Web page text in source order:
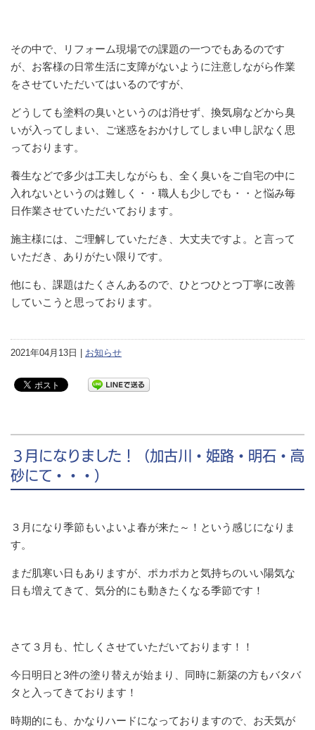
その中で、リフォーム現場での課題の一つでもあるのです
が、お客様の日常生活に支障がないように注意しながら作業
をさせていただいてはいるのですが、
どうしても塗料の臭いというのは消せず、換気扇などから臭
いが入ってしまい、ご迷惑をおかけしてしまい申し訳なく思
っております。
養生などで多少は工夫しながらも、全く臭いをご自宅の中に
入れないというのは難しく・・職人も少しでも・・と悩み毎
日作業させていただいております。
施主様には、ご理解していただき、大丈夫ですよ。と言って
いただき、ありがたい限りです。
他にも、課題はたくさんあるので、ひとつひとつ丁寧に改善
していこうと思っております。
2021年04月13日 | お知らせ
３月になりました！（加古川・姫路・明石・高
砂にて・・・）
３月になり季節もいよいよ春が来た～！という感じになりま
す。
まだ肌寒い日もありますが、ポカポカと気持ちのいい陽気な
日も増えてきて、気分的にも動きたくなる季節です！
さて３月も、忙しくさせていただいております！！
今日明日と3件の塗り替えが始まり、同時に新築の方もバタバ
タと入ってきております！
時期的にも、かなりハードになっておりますので、お天気が